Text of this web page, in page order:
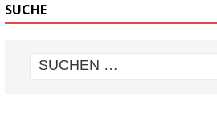
SUCHE